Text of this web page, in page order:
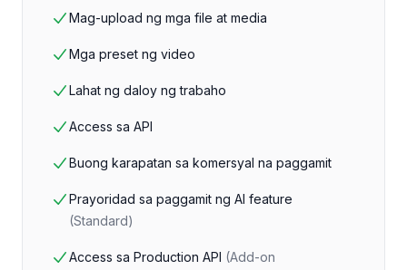
Mag-upload ng mga file at media
Mga preset ng video
Lahat ng daloy ng trabaho
Access sa API
Buong karapatan sa komersyal na paggamit
Prayoridad sa paggamit ng AI feature
(Standard)
Access sa Production API (Add-on